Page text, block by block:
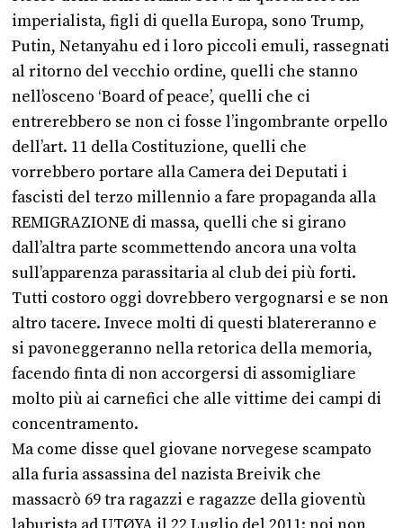
imperialista, figli di quella Europa, sono Trump,
Putin, Netanyahu ed i loro piccoli emuli, rassegnati
al ritorno del vecchio ordine, quelli che stanno
nell’osceno ‘Board of peace’, quelli che ci
entrerebbero se non ci fosse l’ingombrante orpello
dell’art. 11 della Costituzione, quelli che
vorrebbero portare alla Camera dei Deputati i
fascisti del terzo millennio a fare propaganda alla
REMIGRAZIONE di massa, quelli che si girano
dall’altra parte scommettendo ancora una volta
sull’apparenza parassitaria al club dei più forti.
Tutti costoro oggi dovrebbero vergognarsi e se non
altro tacere. Invece molti di questi blatereranno e
si pavoneggeranno nella retorica della memoria,
facendo finta di non accorgersi di assomigliare
molto più ai carnefici che alle vittime dei campi di
concentramento.
Ma come disse quel giovane norvegese scampato
alla furia assassina del nazista Breivik che
massacrò 69 tra ragazzi e ragazze della gioventù